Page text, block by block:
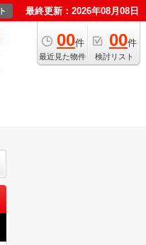
最終更新：2026年08月08日
00件
最近見た物件
00件
検討リスト